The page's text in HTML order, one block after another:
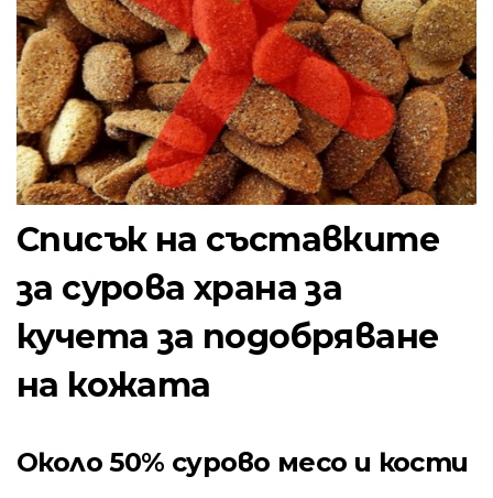
Списък на съставките
за сурова храна за
кучета за подобряване
на кожата
Около 50% сурово месо и кости